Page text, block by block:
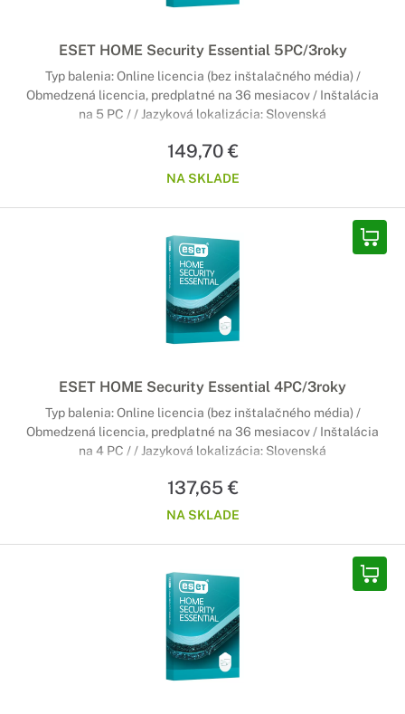
ESET HOME Security Essential 5PC/3roky
Typ balenia: Online licencia (bez inštalačného média) /
Obmedzená licencia, predplatné na 36 mesiacov / Inštalácia
na 5 PC / / Jazyková lokalizácia: Slovenská
149,70 €
NA SKLADE
ESET HOME Security Essential 4PC/3roky
Typ balenia: Online licencia (bez inštalačného média) /
Obmedzená licencia, predplatné na 36 mesiacov / Inštalácia
na 4 PC / / Jazyková lokalizácia: Slovenská
137,65 €
NA SKLADE